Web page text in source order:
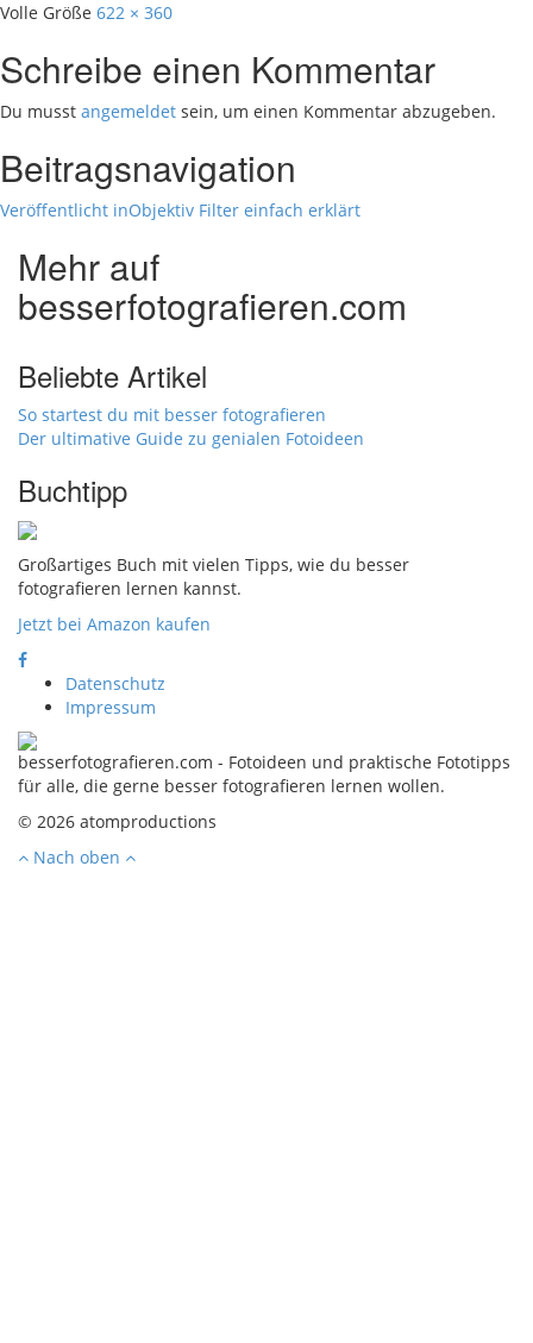
Volle Größe 622 × 360
Schreibe einen Kommentar
Du musst angemeldet sein, um einen Kommentar abzugeben.
Beitragsnavigation
Veröffentlicht inObjektiv Filter einfach erklärt
Mehr auf
besserfotografieren.com
Beliebte Artikel
So startest du mit besser fotografieren
Der ultimative Guide zu genialen Fotoideen
Buchtipp
Großartiges Buch mit vielen Tipps, wie du besser
fotografieren lernen kannst.
Jetzt bei Amazon kaufen
Datenschutz
Impressum
besserfotografieren.com - Fotoideen und praktische Fototipps
für alle, die gerne besser fotografieren lernen wollen.
© 2026 atomproductions
Nach oben